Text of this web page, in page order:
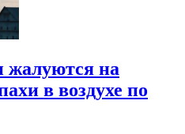
жалуются на
в воздухе по